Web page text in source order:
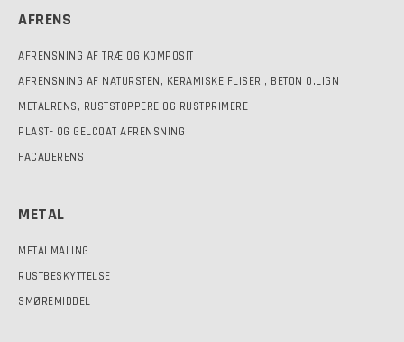
AFRENS
AFRENSNING AF TRÆ OG KOMPOSIT
AFRENSNING AF NATURSTEN, KERAMISKE FLISER , BETON O.LIGN
METALRENS, RUSTSTOPPERE OG RUSTPRIMERE
PLAST- OG GELCOAT AFRENSNING
FACADERENS
METAL
METALMALING
RUSTBESKYTTELSE
SMØREMIDDEL